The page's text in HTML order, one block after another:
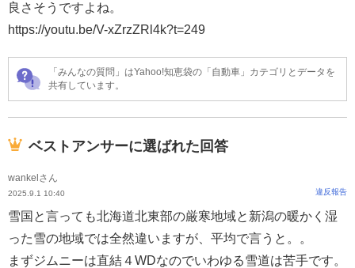
良さそうですよね。
https://youtu.be/V-xZrzZRl4k?t=249
「みんなの質問」はYahoo!知恵袋の「自動車」カテゴリとデータを
共有しています。
ベストアンサーに選ばれた回答
wankelさん
2025.9.1 10:40 違反報告
雪国と言っても北海道北東部の厳寒地域と新潟の暖かく湿
った雪の地域では全然違いますが、平均で言うと。。
まずジムニーは直結４WDなのでいわゆる雪道は苦手です。